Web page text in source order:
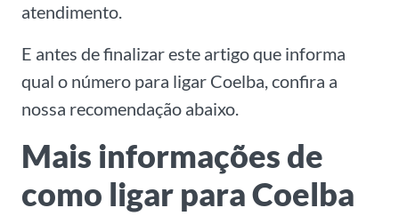
atendimento.
E antes de finalizar este artigo que informa
qual o número para ligar Coelba, confira a
nossa recomendação abaixo.
Mais informações de
como ligar para Coelba